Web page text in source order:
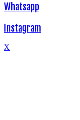
Whatsapp
Instagram
X